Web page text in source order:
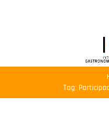
Tag: